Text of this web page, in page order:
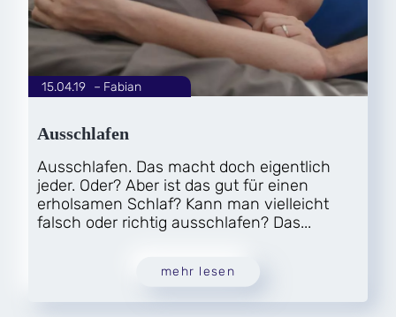
Ausschlafen
Fabian
15.04.19
Ausschlafen. Das macht doch eigentlich
jeder. Oder? Aber ist das gut für einen
erholsamen Schlaf? Kann man vielleicht
falsch oder richtig ausschlafen? Das...
mehr lesen